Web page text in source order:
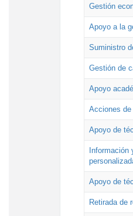
Gestión
Apoyo a la
Suministro
Gestión de
Apoyo
Acciones de
Apoyo de
Apoyo de
Retirada de